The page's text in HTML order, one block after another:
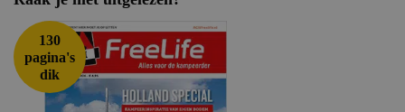
130
pagina's
dik